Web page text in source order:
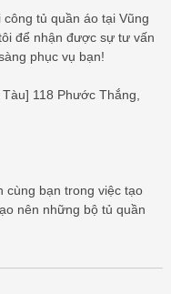
tủ quần áo tại Vũng
để nhận được sự tư vấn
phục vụ bạn!
118 Phước Thắng,
cùng bạn trong việc tạo
nên những bộ tủ quần